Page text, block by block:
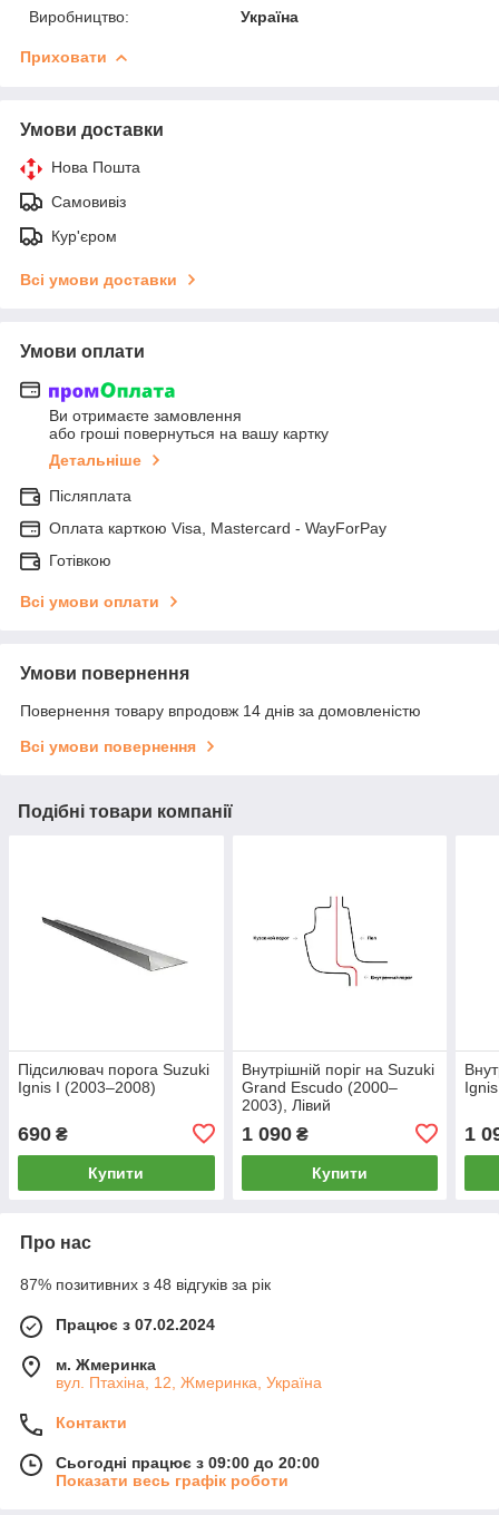
Виробництво:
Україна
Приховати
Умови доставки
Нова Пошта
Самовивіз
Кур'єром
Всі умови доставки
Умови оплати
Ви отримаєте замовлення
або гроші повернуться на вашу картку
Детальніше
Післяплата
Оплата карткою Visa, Mastercard - WayForPay
Готівкою
Всі умови оплати
Умови повернення
Повернення товару впродовж 14 днів за домовленістю
Всі умови повернення
Подібні товари компанії
Підсилювач порога Suzuki
Ignis I (2003–2008)
690 ₴
Купити
Внутрішній поріг на Suzuki
Grand Escudo (2000–
2003), Лівий
1 090₴
Купити
1
Про нас
87% позитивних з 48 відгуків за рік
Працює з 07.02.2024
м. Жмеринка
вул. Птахіна, 12, Жмеринка, Україна
Контакти
Сьогодні працює з 09:00 до 20:00
Показати весь графік роботи